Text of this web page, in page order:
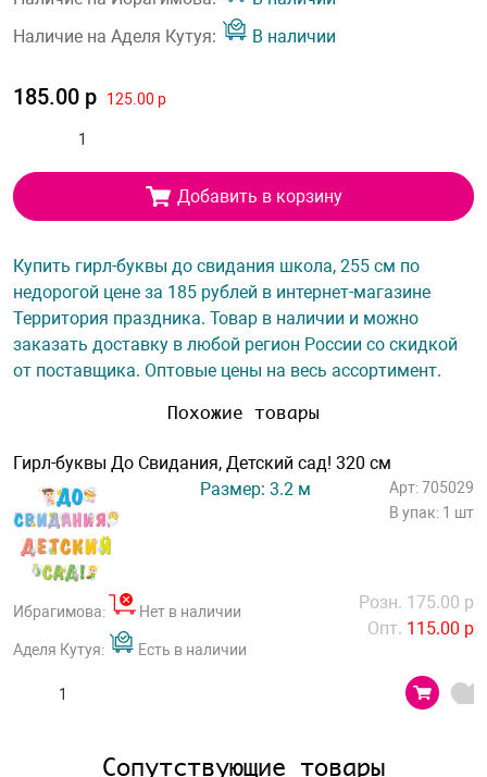
Наличие на Аделя Кутуя:
В наличии
185.00 р 125.00 р
Добавить в корзину
Купить гирл-буквы до свидания школа, 255 см по
недорогой цене за 185 рублей в интернет-магазине
Территория праздника. Товар в наличии и можно
заказать доставку в любой регион России со скидкой
от поставщика. Оптовые цены на весь ассортимент.
Похожие товары
Гирл-буквы До Свидания, Детский сад! 320 см
Размер: 3.2 м
Арт: 705029
В упак: 1 шт
Ибрагимова: Нет в наличии
Аделя Кутуя: Есть в наличии
Розн. 175.00 р
Опт. 115.00 р
Сопутствующие товары